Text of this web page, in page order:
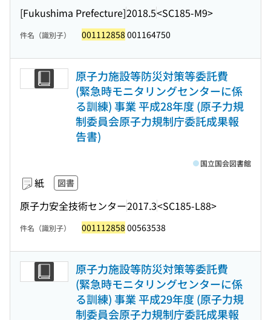
[Fukushima Prefecture]2018.5<SC185-M9>
件名（識別子） 001112858 001164750
原子力施設等防災対策等委託費
(緊急時モニタリングセンターに係
る訓練) 事業 平成28年度 (原子力規
制委員会原子力規制庁委託成果報
告書)
紙 図書
原子力安全技術センター2017.3<SC185-L88>
国立国会図書館
件名（識別子） 001112858 00563538
原子力施設等防災対策等委託費
(緊急時モニタリングセンターに係
る訓練) 事業 平成29年度 (原子力規
制委員会原子力規制庁委託成果報